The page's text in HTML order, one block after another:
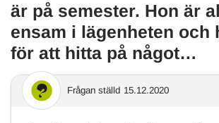
är på semester. Hon är
ensam i lägenheten och
för att hitta på något…
Frågan ställd 15.12.2020